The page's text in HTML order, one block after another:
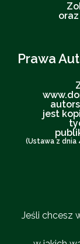
Prawa
jest
(Ustawa z dnia
Jeśli chcesz